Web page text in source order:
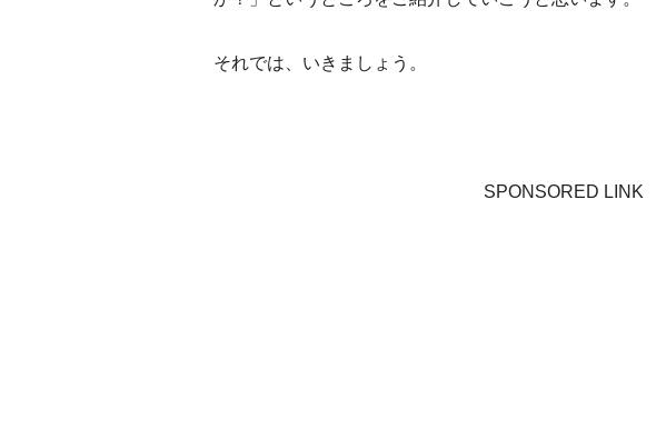
それでは、いきましょう。
SPONSORED LINK